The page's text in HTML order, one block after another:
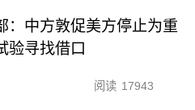
：中方敦促美方停止为重
验寻找借口
阅读 17943